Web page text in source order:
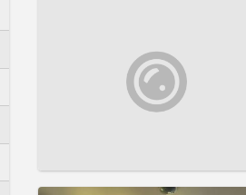
125 €
10 mois
Acceptée